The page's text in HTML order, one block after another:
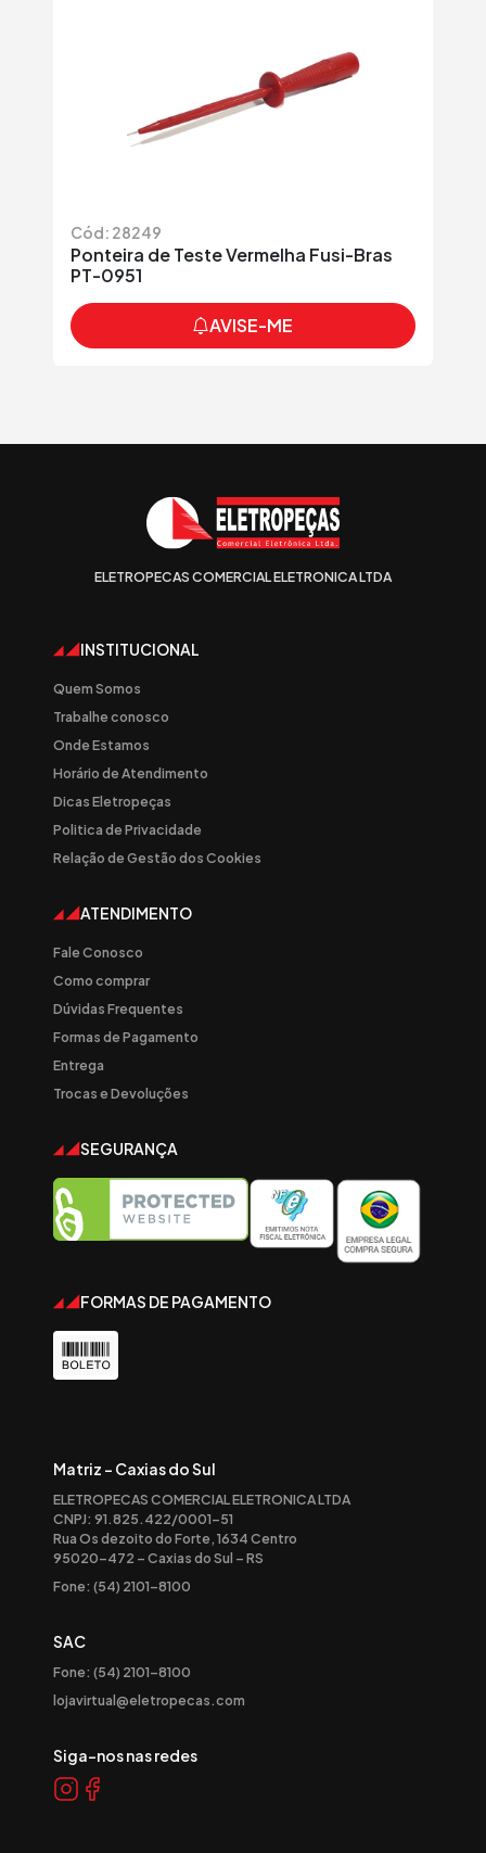
Cód: 28249
Ponteira de Teste Vermelha Fusi-Bras
PT-0951
AVISE-ME
ELETROPECAS COMERCIAL ELETRONICA LTDA
INSTITUCIONAL
Quem Somos
Trabalhe conosco
Onde Estamos
Horário de Atendimento
Dicas Eletropeças
Politica de Privacidade
Relação de Gestão dos Cookies
ATENDIMENTO
Fale Conosco
Como comprar
Dúvidas Frequentes
Formas de Pagamento
Entrega
Trocas e Devoluções
SEGURANÇA
FORMAS DE PAGAMENTO
Matriz - Caxias do Sul
ELETROPECAS COMERCIAL ELETRONICA LTDA
CNPJ: 91.825.422/0001-51
Rua Os dezoito do Forte, 1634 Centro
95020-472 – Caxias do Sul – RS
Fone: (54) 2101-8100
SAC
Fone: (54) 2101-8100
lojavirtual@eletropecas.com
Siga-nos nas redes